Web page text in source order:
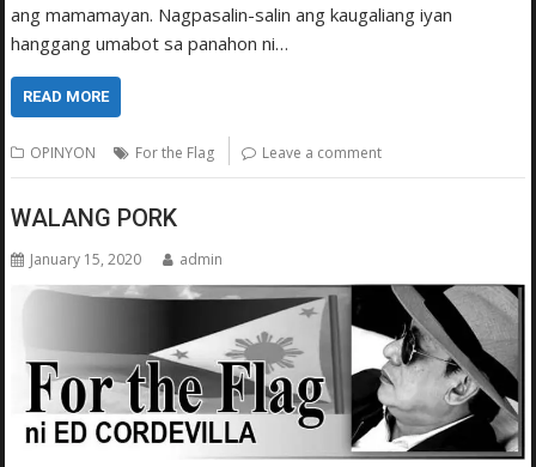
ang mamamayan. Nagpasalin-salin ang kaugaliang iyan
hanggang umabot sa panahon ni…
READ MORE
OPINYON For the Flag Leave a comment
WALANG PORK
January 15, 2020 admin